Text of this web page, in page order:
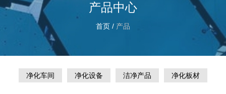
产品中心
首页 / 产品
净化车间 净化设备 洁净产品 净化板材